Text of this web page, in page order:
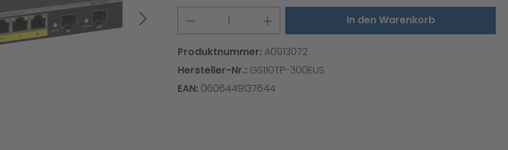
Produkt Anzahl: Gib den gewünschten
In den Warenkorb
Produktnummer: A0913072
Hersteller-Nr.: GS110TP-300EUS
EAN: 0606449137644